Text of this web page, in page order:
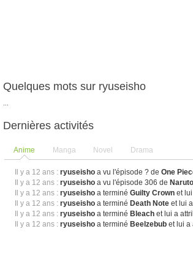
Quelques mots sur ryuseisho
Dernières activités
Anime Manga Novel Drama
Il y a 12 ans : ryuseisho a vu l'épisode ? deOne
Il y a 12 ans : ryuseisho a vu l'épisode 306 de
Il y a 12 ans : ryuseisho a terminéGuilty Crown et
Il y a 12 ans : ryuseisho a terminé Death Note et lui
Il y a 12 ans : ryuseisho a terminé Bleach et lui a
Il y a 12 ans : ryuseisho a terminé Beelzebub et lui a